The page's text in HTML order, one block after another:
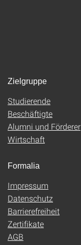
Zielgruppe
Studierende
Beschäftigte
Alumni und Förderer
Wirtschaft
Formalia
Impressum
Datenschutz
Barrierefreiheit
Zertifikate
AGB